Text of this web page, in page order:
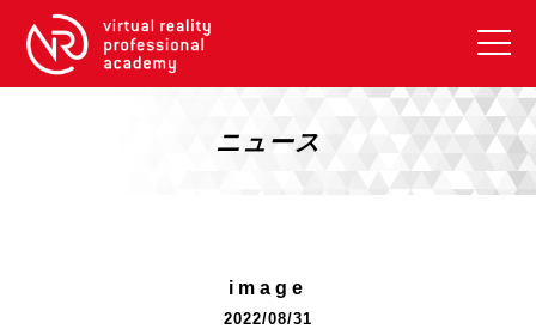
VRアカデミーとは
【2026年10月】ARエキスパートコース
ニュース
image
2022/08/31